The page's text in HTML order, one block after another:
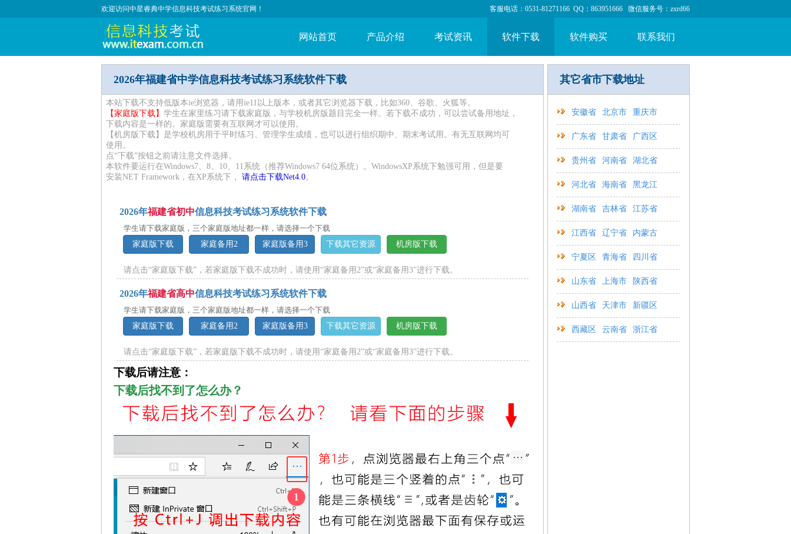
欢迎访问中星睿典中学信息科技考试练习系统官网！ 客服电话：0531-81271166 QQ：863951666 微信服务号：zxrd66
网站首页 产品介绍 考试资讯 软件下载 软件购买 联系我们
2026年福建省中学信息科技考试练习系统软件下载
本站下载不支持低版本ie浏览器，请用ie11以上版本，或者其它浏览器下载，比如360、谷歌、火狐等。
【家庭版下载】 学生在家里练习请下载家庭版，与学校机房版题目完全一样。若下载不成功，可以尝试备用地址，
下载内容是一样的。家庭版需要有互联网才可以使用。
【机房版下载】是学校机房用于平时练习、管理学生成绩，也可以进行组织期中、期末考试用。有无互联网均可
使用。
点“下载”按钮之前请注意文件选择。
本软件要运行在Windows7、8、10、11系统（推荐Windows7 64位系统）。WindowsXP系统下勉强可用，但是要
安装NET Framework，在XP系统下， 请点击下载Net4.0。
2026年福建省初中信息科技考试练习系统软件下载
学生请下载家庭版，三个家庭版地址都一样，请选择一个下载
家庭版下载
家庭备用2 家庭版备用3 下载其它资源 机房版下载
请点击“家庭版下载”，若家庭版下载不成功时，请使用“家庭备用2”或“家庭备用3”进行下载。
2026年福建省高中信息科技考试练习系统软件下载
学生请下载家庭版，三个家庭版地址都一样，请选择一个下载
家庭版下载
家庭备用2 家庭版备用3 下载其它资源 机房版下载
请点击“家庭版下载”，若家庭版下载不成功时，请使用“家庭备用2”或“家庭备用3”进行下载。
下载后请注意：
下载后找不到了怎么办？
其它省市下载地址
安徽省 北京市 重庆市
广东省 甘肃省 广西区
贵州省 河南省 湖北省
河北省 海南省 黑龙江
湖南省 吉林省 江苏省
江西省 辽宁省 内蒙古
宁夏区 青海省 四川省
山东省 上海市 陕西省
山西省 天津市 新疆区
西藏区 云南省 浙江省